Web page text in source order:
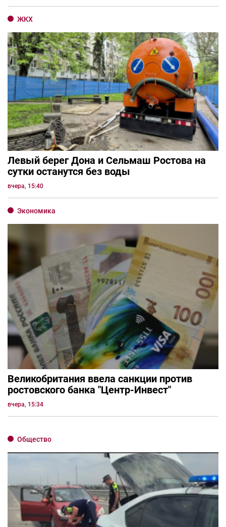
ЖКХ
Левый берег Дона и Сельмаш Ростова на
сутки останутся без воды
вчера, 15:40
Экономика
Великобритания ввела санкции против
ростовского банка "Центр-Инвест"
вчера, 15:34
Общество